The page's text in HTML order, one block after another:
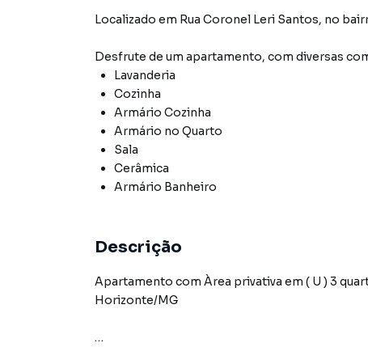
Localizado em Rua Coronel Leri Santos, no
Desfrute de um apartamento, com diversas
Lavanderia
Cozinha
Armário Cozinha
Armário no Quarto
Sala
Cerâmica
Armário Banheiro
Descrição
Apartamento com Àrea privativa em ( U ) 3 quartos, 2 banheiros, 1 suíte, 95 m², bairro Planalto - Belo
Horizonte/MG